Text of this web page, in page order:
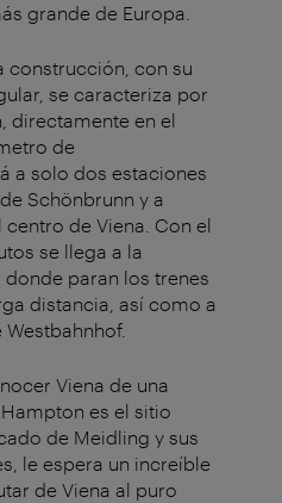
grande de Europa.
construcción, con su
se caracteriza por
directamente en el
de
a solo dos estaciones
Schönbrunn y a
de Viena. Con el
se llega a la
paran los trenes
distancia, así como a
Viena de una
es el sitio
de Meidling y sus
le espera un increíble
de Viena al puro